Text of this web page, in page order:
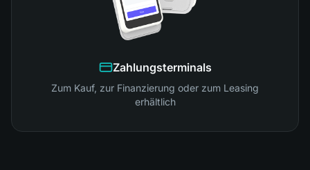
Zahlungsterminals
Zum Kauf, zur Finanzierung oder zum Leasing
erhältlich